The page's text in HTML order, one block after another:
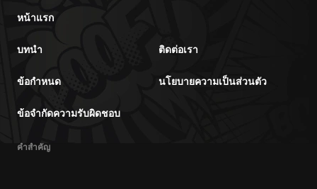
หน้าแรก
บทนำ ติดต่อเรา
ข้อกำหนด นโยบายความเป็นส่วนตัว
ข้อจำกัดความรับผิดชอบ
คำสำคัญ